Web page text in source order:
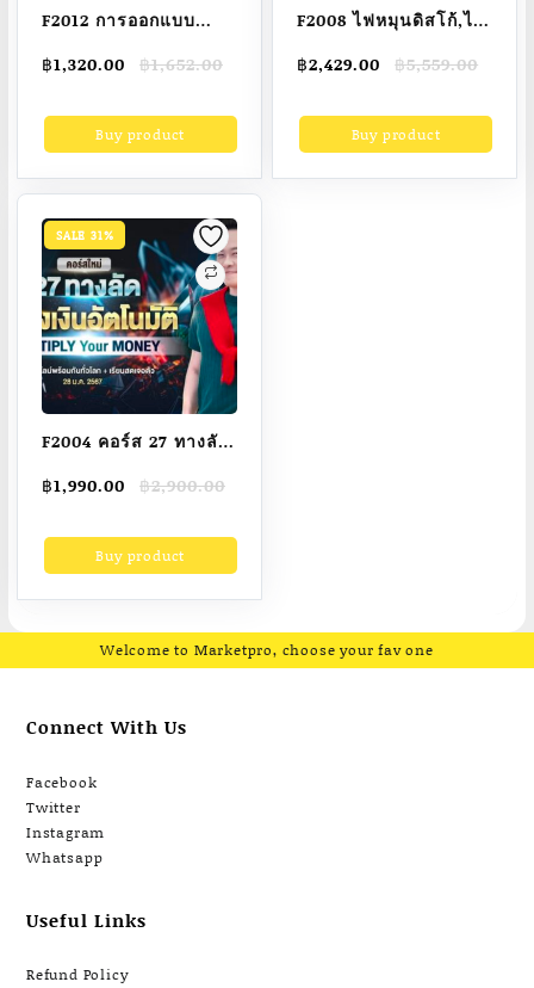
F2012 การออกแบบ
(David Johns
฿1,652.00
Original
was:
฿1,652.00.
฿1,320.00
Current
is:
฿1,320.00.Buy product
F2008 ไฟหมุนดิสโก้,ไฟ
เลเซอร์,120Wไฟเวที
ktv360°,การควบคุม
฿5,559.00
Original
was:
฿5,559.00.
฿2,429.00
Current
is:
฿2,429.00.Buy product
SALE 31%
F2004 คอร์ส 27 ทางลัด
Manifest Money
฿2,900.00
Original
was:
฿2,900.00.
฿1,990.00
Current
is:
฿1,990.00.Buy product
Welcome to Marketpro, choose your fav one
Connect With Us
Facebook
Twitter
Instagram
Whatsapp
Useful Links
Refund Policy